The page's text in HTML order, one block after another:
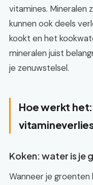
vitamines. Mineralen
kunnen ook deels
kookt en het
mineralen juist
je zenuwstelsel.
Hoe werkt
Koken: water is je
Wanneer je